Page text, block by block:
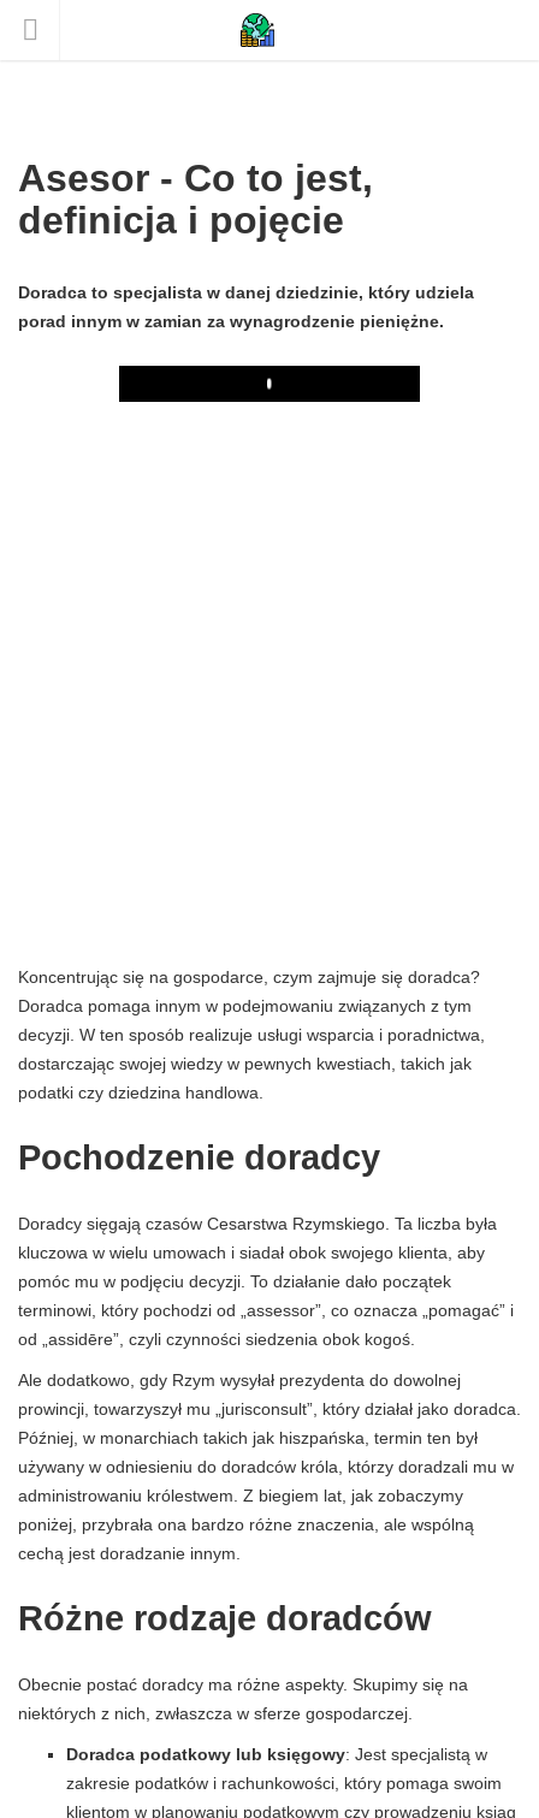
Asesor - Co to jest,
definicja i pojęcie
Doradca to specjalista w danej dziedzinie, który udziela
porad innym w zamian za wynagrodzenie pieniężne.
Play
Koncentrując się na gospodarce, czym zajmuje się doradca?
Doradca pomaga innym w podejmowaniu związanych z tym
decyzji. W ten sposób realizuje usługi wsparcia i poradnictwa,
dostarczając swojej wiedzy w pewnych kwestiach, takich jak
podatki czy dziedzina handlowa.
Pochodzenie doradcy
Doradcy sięgają czasów Cesarstwa Rzymskiego. Ta liczba była
kluczowa w wielu umowach i siadał obok swojego klienta, aby
pomóc mu w podjęciu decyzji. To działanie dało początek
terminowi, który pochodzi od „assessor”, co oznacza „pomagać” i
od „assidēre”, czyli czynności siedzenia obok kogoś.
Ale dodatkowo, gdy Rzym wysyłał prezydenta do dowolnej
prowincji, towarzyszył mu „jurisconsult”, który działał jako doradca.
Później, w monarchiach takich jak hiszpańska, termin ten był
używany w odniesieniu do doradców króla, którzy doradzali mu w
administrowaniu królestwem. Z biegiem lat, jak zobaczymy
poniżej, przybrała ona bardzo różne znaczenia, ale wspólną
cechą jest doradzanie innym.
Różne rodzaje doradców
Obecnie postać doradcy ma różne aspekty. Skupimy się na
niektórych z nich, zwłaszcza w sferze gospodarczej.
Doradca podatkowy lub księgowy: Jest specjalistą w
zakresie podatków i rachunkowości, który pomaga swoim
klientom w planowaniu podatkowym czy prowadzeniu ksiąg